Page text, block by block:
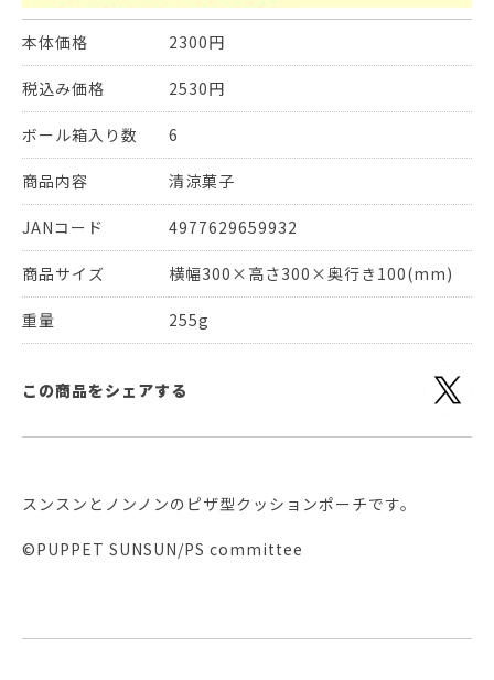
本体価格 2300円
税込み価格 2530円
ボール箱入り数 6
商品内容 清涼菓子
JANコード 4977629659932
商品サイズ 横幅300×高さ300×奥行き100(mm)
重量 255g
この商品をシェアする
スンスンとノンノンのピザ型クッションポーチです。
©PUPPET SUNSUN/PS committee